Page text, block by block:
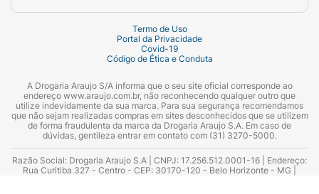
Termo de Uso
Portal da Privacidade
Covid-19
Código de Ética e Conduta
A Drogaria Araujo S/A informa que o seu site oficial corresponde ao
endereço www.araujo.com.br, não reconhecendo qualquer outro que
utilize indevidamente da sua marca. Para sua segurança recomendamos
que não sejam realizadas compras em sites desconhecidos que se utilizem
de forma fraudulenta da marca da Drogaria Araujo S.A. Em caso de
dúvidas, gentileza entrar em contato com (31) 3270-5000.
Razão Social: Drogaria Araujo S.A | CNPJ: 17.256.512.0001-16 | Endereço:
Rua Curitiba 327 - Centro - CEP: 30170-120 - Belo Horizonte - MG |